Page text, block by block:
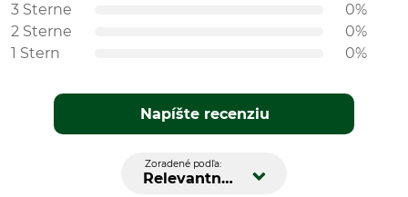
3 Sterne
0%
2 Sterne
0%
1 Stern
0%
Napíšte recenziu
Zoradené podľa:
Relevantnosť